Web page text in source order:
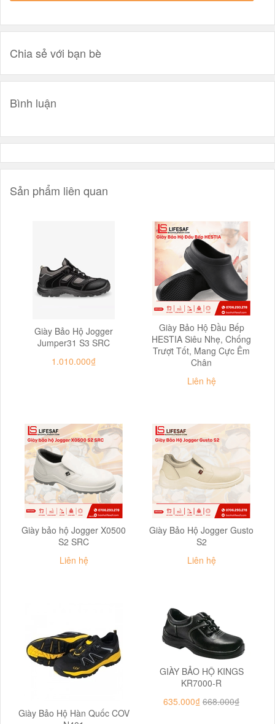
Chia sẻ với bạn bè
Bình luận
Sản phẩm liên quan
Giày Bảo Hộ Jogger
Jumper31 S3 SRC
1.010.000₫
Giày Bảo Hộ Đầu Bếp
HESTIA Siêu Nhẹ, Chống
Trượt Tốt, Mang Cực Êm
Chân
Liên hệ
Giày bảo hộ Jogger X0500
S2 SRC
Liên hệ
Giày Bảo Hộ Jogger Gusto
S2
Liên hệ
Giày Bảo Hộ Hàn Quốc COV
GIÀY BẢO HỘ KINGS
KR7000-R
635.000₫ 668.000₫